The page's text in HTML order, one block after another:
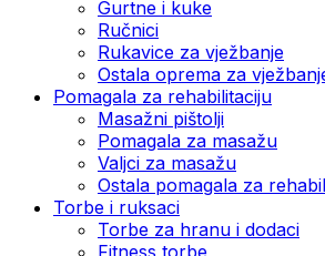
Gurtne i kuke
Ručnici
Rukavice za vježbanje
Ostala oprema za
Pomagala za rehabilitaciju
Masažni pištolji
Pomagala za masažu
Valjci za masažu
Ostala pomagala za
Torbe i ruksaci
Torbe za hranu i dodaci
Fitness torbe